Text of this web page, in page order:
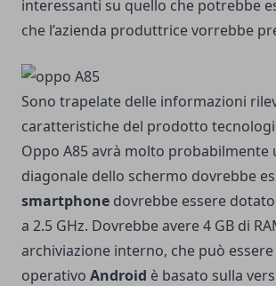
interessanti su quello che potrebbe
che l’azienda produttrice vorrebbe
Sono trapelate delle informazioni
caratteristiche del prodotto
Oppo A85 avrà molto probabilmente
diagonale dello schermo dovrebbe
smartphone dovrebbe essere
a 2.5 GHz. Dovrebbe avere 4 GB di
archiviazione interno, che può
operativo Android è basato sulla